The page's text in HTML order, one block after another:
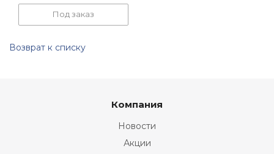
Под заказ
Возврат к списку
Компания
Новости
Акции